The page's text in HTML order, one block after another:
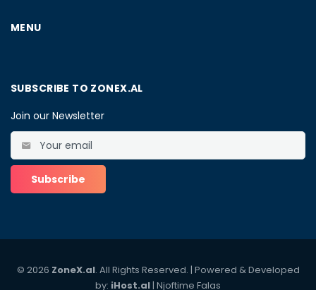
MENU
SUBSCRIBE TO ZONEX.AL
Join our Newsletter
© 2026 ZoneX.al. All Rights Reserved. | Powered & Developed
by: iHost.al| Njoftime Falas